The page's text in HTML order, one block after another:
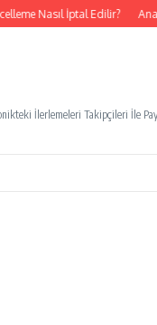
Nasıl İptal Edilir?
İlerlemeleri Takipçileri İle